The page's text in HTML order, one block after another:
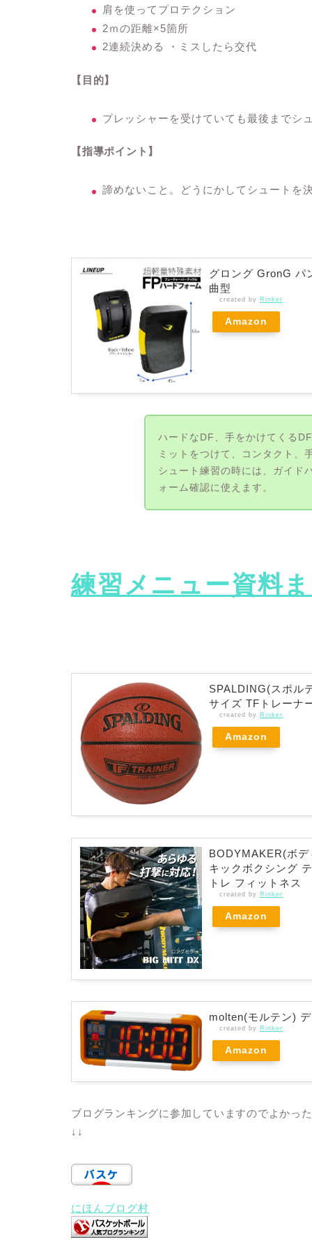
肩を使ってプロテクション
2ｍの距離×5箇所
2連続決める ・ミスしたら交代
【目的】
プレッシャーを受けていても最後までシ
【指導ポイント】
諦めないこと。どうにかしてシュートを
グロング GronG パ
曲型
created by Rinker
Amazon
ハードなDF、手をかけてくる
ミットをつけて、コンタクト、
シュート練習の時には、ガイド
ォーム確認に使えます。
練習メニュー資料
SPALDING(スポル
サイズ TFトレーナ
created by Rinker
Amazon
BODYMAKER(ボ
キックボクシング
トレ フィットネス
created by Rinker
Amazon
molten(モルテン)
created by Rinker
Amazon
ブログランキングに参加していますのでよかっ
↓↓
にほんブログ村